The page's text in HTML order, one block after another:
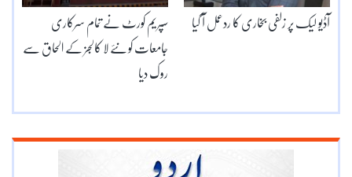
سپریم کورٹ نے تمام سرکاری
جامعات کو نئے لا کالجز کے الحاق سے
روک دیا
آڈیو لیک پر زلفی بخاری کا ردعمل آ گیا